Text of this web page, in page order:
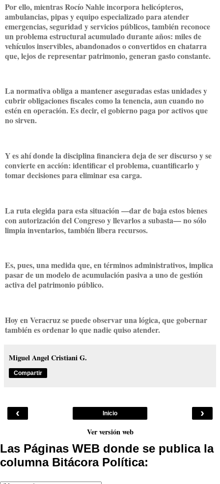
Por ello, mientras Rocío Nahle incorpora helicópteros,
ambulancias, pipas y equipo especializado para atender
emergencias, seguridad y servicios públicos, también reconoce
un problema estructural acumulado durante años: miles de
vehículos inservibles, abandonados o convertidos en chatarra
que, lejos de representar patrimonio, generan gasto constante.
La normativa obliga a mantener aseguradas estas unidades y
cubrir obligaciones fiscales como la tenencia, aun cuando no
estén en operación. Es decir, el gobierno paga por activos que
no sirven.
Y es ahí donde la disciplina financiera deja de ser discurso y se
convierte en acción: identificar el problema, cuantificarlo y
tomar decisiones para eliminar esa carga.
La ruta elegida para esta situación —dar de baja estos bienes
con autorización del Congreso y llevarlos a subasta— no sólo
limpia inventarios, también libera recursos.
Es, pues, una medida que, en términos administrativos, implica
pasar de un modelo de acumulación pasiva a uno de gestión
activa del patrimonio público.
Hoy en Veracruz se puede observar una lógica, que gobernar
también es ordenar lo que nadie quiso atender.
Miguel Angel Cristiani G.
Compartir
‹ ›
Inicio
Ver versión web
Las Páginas WEB donde se publica la
columna Bitácora Política: